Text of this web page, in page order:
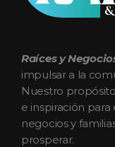
Raíces y
impulsar a la
Nuestro
e inspiración
negocios y
prosperar.